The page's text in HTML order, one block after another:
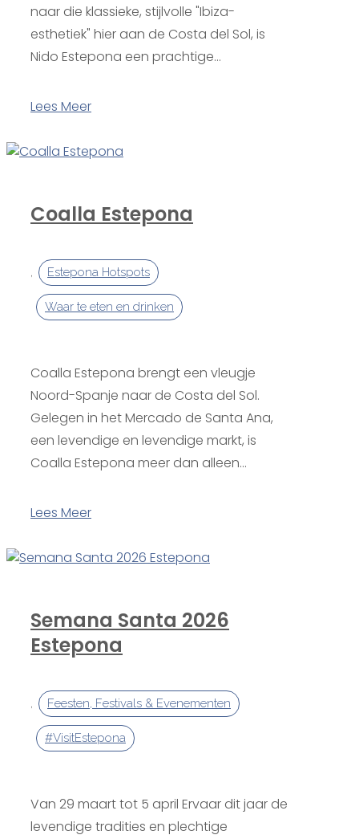
naar die klassieke, stijlvolle "Ibiza-
esthetiek" hier aan de Costa del Sol, is
Nido Estepona een prachtige...
Lees Meer
Coalla Estepona
Estepona Hotspots
,
Waar te eten en drinken
Coalla Estepona brengt een vleugje
Noord-Spanje naar de Costa del Sol.
Gelegen in het Mercado de Santa Ana,
een levendige en levendige markt, is
Coalla Estepona meer dan alleen...
Lees Meer
Semana Santa 2026
Estepona
Feesten, Festivals & Evenementen
,
#VisitEstepona
Van 29 maart tot 5 april Ervaar dit jaar de
levendige tradities en plechtige